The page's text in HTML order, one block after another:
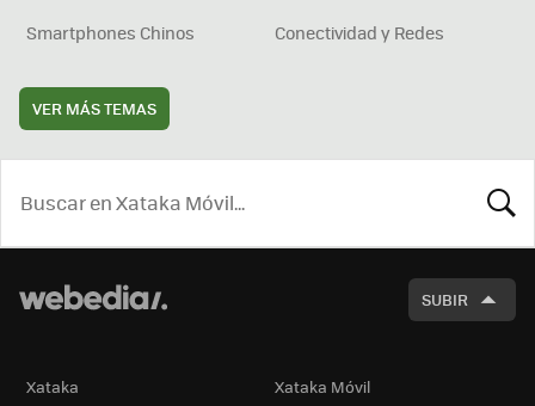
Smartphones Chinos
Conectividad y Redes
VER MÁS TEMAS
SUBIR
Xataka Xataka Móvil